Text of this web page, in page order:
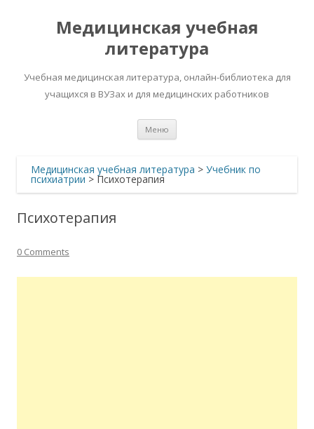
Медицинская учебная
литература
Учебная медицинская литература, онлайн-библиотека для
учащихся в ВУЗах и для медицинских работников
Меню
Медицинская учебная литература > Учебник по
психиатрии > Психотерапия
Психотерапия
0 Comments